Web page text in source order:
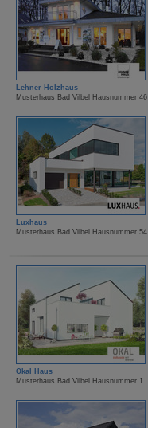
Lehner Holzhaus
Musterhaus Bad Vilbel Hausnummer 46
Luxhaus
Musterhaus Bad Vilbel Hausnummer 54
Okal Haus
Musterhaus Bad Vilbel Hausnummer 1